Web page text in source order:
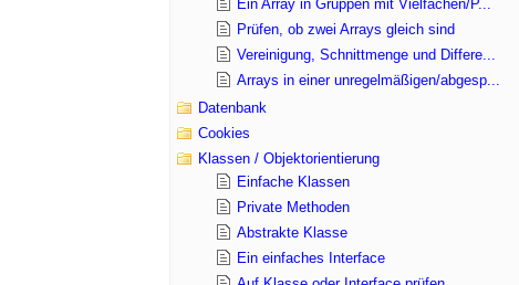
Ein Array in Gruppen mit Vielfachen/P...
Prüfen, ob zwei Arrays gleich sind
Vereinigung, Schnittmenge und Differe...
Arrays in einer unregelmäßigen/abgesp...
Datenbank
Cookies
Klassen / Objektorientierung
Einfache Klassen
Private Methoden
Abstrakte Klasse
Ein einfaches Interface